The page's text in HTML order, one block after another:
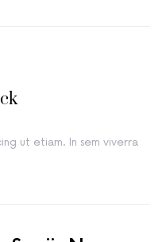
ut etiam. In sem viverra